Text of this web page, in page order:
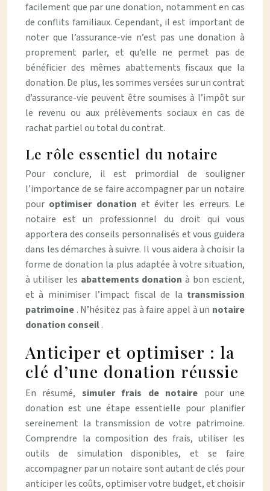
facilement que par une donation, notamment en cas
de conflits familiaux. Cependant, il est important de
noter que l’assurance-vie n’est pas une donation à
proprement parler, et qu’elle ne permet pas de
bénéficier des mêmes abattements fiscaux que la
donation. De plus, les sommes versées sur un contrat
d’assurance-vie peuvent être soumises à l’impôt sur
le revenu ou aux prélèvements sociaux en cas de
rachat partiel ou total du contrat.
Le rôle essentiel du notaire
Pour conclure, il est primordial de souligner
l’importance de se faire accompagner par un notaire
pour optimiser donation et éviter les erreurs. Le
notaire est un professionnel du droit qui vous
apportera des conseils personnalisés et vous guidera
dans les démarches à suivre. Il vous aidera à choisir la
forme de donation la plus adaptée à votre situation,
à utiliser les abattements donationà bon escient,
et à minimiser l’impact fiscal de la transmission
patrimoine . N’hésitez pas à faire appel à un notaire
donation conseil.
Anticiper et optimiser : la
clé d’une donation réussie
En résumé, simuler frais de notaire pour une
donation est une étape essentielle pour planifier
sereinement la transmission de votre patrimoine.
Comprendre la composition des frais, utiliser les
outils de simulation disponibles, et se faire
accompagner par un notaire sont autant de clés pour
anticiper les coûts, optimiser votre budget, et choisir